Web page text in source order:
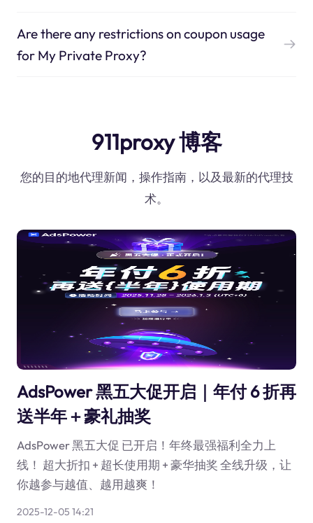
Are there any restrictions on coupon usage
for My Private Proxy?
911proxy 博客
您的目的地代理新闻，操作指南，以及最新的代理技
术。
AdsPower 黑五大促开启｜年付 6 折再
送半年＋豪礼抽奖
AdsPower 黑五大促 已开启！年终最强福利全力上
线！ 超大折扣 + 超长使用期 + 豪华抽奖 全线升级，让
你越参与越值、越用越爽！
2025-12-05 14:21